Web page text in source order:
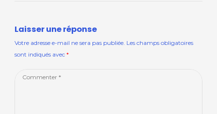
Laisser une réponse
Votre adresse e-mail ne sera pas publiée. Les champs obligatoires
sont indiqués avec *
Comment